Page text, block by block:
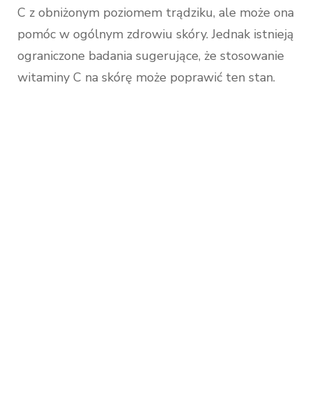
C z obniżonym poziomem trądziku, ale może ona
pomóc w ogólnym zdrowiu skóry. Jednak istnieją
ograniczone badania sugerujące, że stosowanie
witaminy C na skórę może poprawić ten stan.